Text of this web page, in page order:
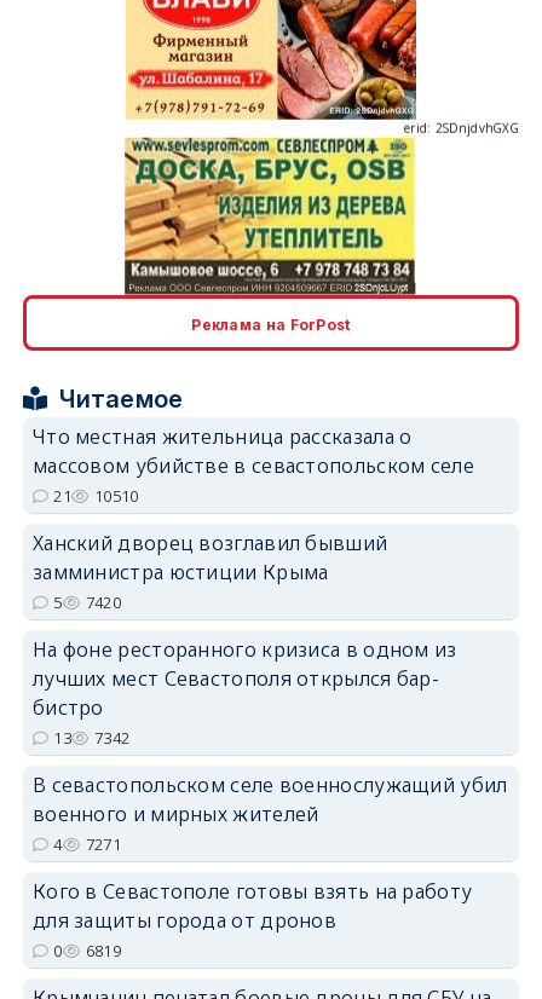
erid: 2SDnjdvhGXG
erid: 2SDnjdvhGXG
Реклама на ForPost
Читаемое
Что местная жительница рассказала о
массовом убийстве в севастопольском селе
21 10510
Ханский дворец возглавил бывший
замминистра юстиции Крыма
5 7420
На фоне ресторанного кризиса в одном из
лучших мест Севастополя открылся бар-
бистро
13 7342
В севастопольском селе военнослужащий убил
военного и мирных жителей
4 7271
Кого в Севастополе готовы взять на работу
для защиты города от дронов
0 6819